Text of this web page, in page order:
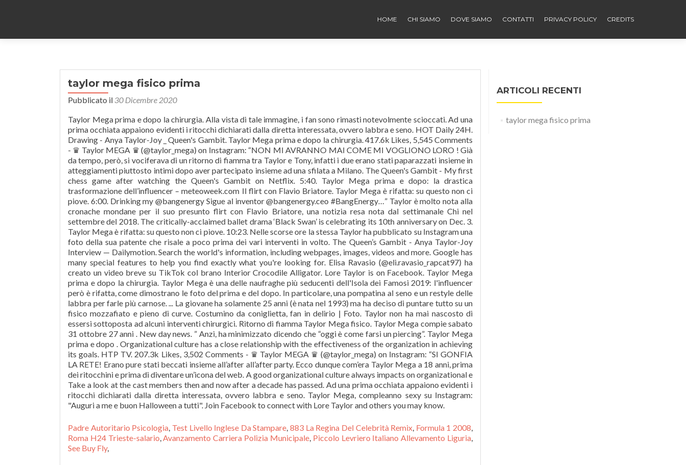
HOME CHI SIAMO DOVE SIAMO CONTATTI PRIVACY POLICY CREDITS
taylor mega fisico prima
Pubblicato il 30 Dicembre 2020
Taylor Mega prima e dopo la chirurgia. Alla vista di tale immagine, i fan sono rimasti notevolmente scioccati. Ad una
prima occhiata appaiono evidenti i ritocchi dichiarati dalla diretta interessata, ovvero labbra e seno. HOT Daily 24H.
Drawing - Anya Taylor-Joy _ Queen's Gambit. Taylor Mega prima e dopo la chirurgia. 417.6k Likes, 5,545 Comments
- ♛ Taylor MEGA ♛ (@taylor_mega) on Instagram: “NON MI AVRANNO MAI COME MI VOGLIONO LORO ! Già
da tempo, però, si vociferava di un ritorno di fiamma tra Taylor e Tony, infatti i due erano stati paparazzati insieme in
atteggiamenti piuttosto intimi dopo aver partecipato insieme ad una sfilata a Milano. The Queen's Gambit - My first
chess game after watching the Queen's Gambit on Netflix. 5:40. Taylor Mega prima e dopo: la drastica
trasformazione dell’influencer – meteoweek.com Il flirt con Flavio Briatore. Taylor Mega è rifatta: su questo non ci
piove. 6:00. Drinking my @bangenergy Sigue al inventor @bangenergy.ceo #BangEnergy…” Taylor è molto nota alla
cronache mondane per il suo presunto flirt con Flavio Briatore, una notizia resa nota dal settimanale Chi nel
settembre del 2018. The critically-acclaimed ballet drama ‘Black Swan’ is celebrating its 10th anniversary on Dec. 3.
Taylor Mega è rifatta: su questo non ci piove. 10:23. Nelle scorse ore la stessa Taylor ha pubblicato su Instagram una
foto della sua patente che risale a poco prima dei vari interventi in volto. The Queen’s Gambit - Anya Taylor-Joy
Interview — Dailymotion. Search the world's information, including webpages, images, videos and more. Google has
many special features to help you find exactly what you're looking for. Elisa Ravasio (@eli.ravasio_rapcat97) ha
creato un video breve su TikTok col brano Interior Crocodile Alligator. Lore Taylor is on Facebook. Taylor Mega
prima e dopo la chirurgia. Taylor Mega è una delle naufraghe più seducenti dell'Isola dei Famosi 2019: l'influencer
però è rifatta, come dimostrano le foto del prima e del dopo. In particolare, una pompatina al seno e un restyle delle
labbra per farle più carnose. ... La giovane ha solamente 25 anni (è nata nel 1993) ma ha deciso di puntare tutto su un
fisico mozzafiato e pieno di curve. Costumino da coniglietta, fan in delirio | Foto. Taylor non ha mai nascosto di
essersi sottoposta ad alcuni interventi chirurgici. Ritorno di fiamma Taylor Mega fisico. Taylor Mega compie sabato
31 ottobre 27 anni . New day news. ” Anzi, ha minimizzato dicendo che “oggi è come farsi un piercing”. Taylor Mega
prima e dopo . Organizational culture has a close relationship with the effectiveness of the organization in achieving
its goals. HTP TV. 207.3k Likes, 3,502 Comments - ♛ Taylor MEGA ♛ (@taylor_mega) on Instagram: “SI GONFIA
LA RETE! Erano pure stati beccati insieme all’after all’after party. Ecco dunque com’era Taylor Mega a 18 anni, prima
dei ritocchini e prima di diventare un’icona del web. A good organizational culture always impacts on organizational e
Take a look at the cast members then and now after a decade has passed. Ad una prima occhiata appaiono evidenti i
ritocchi dichiarati dalla diretta interessata, ovvero labbra e seno. Taylor Mega, compleanno sexy su Instagram:
"Auguri a me e buon Halloween a tutti". Join Facebook to connect with Lore Taylor and others you may know.
Padre Autoritario Psicologia, Test Livello Inglese Da Stampare, 883 La Regina Del Celebrità Remix, Formula 1 2008,
Roma H24 Trieste-salario,Avanzamento Carriera Polizia Municipale, Piccolo Levriero Italiano Allevamento Liguria,
See Buy Fly,
ARTICOLI RECENTI
taylor mega fisico prima